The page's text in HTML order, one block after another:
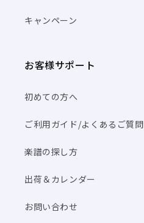
キャンペーン
お客様サポート
初めての方へ
ご利用ガイド/よくあるご質問
楽譜の探し方
出荷＆カレンダー
お問い合わせ